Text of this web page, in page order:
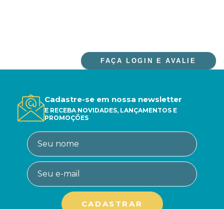
FAÇA LOGIN E AVALIE
Cadastre-se em nossa newsletter
E RECEBA NOVIDADES, LANÇAMENTOS E
PROMOÇÕES